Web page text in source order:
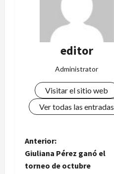
editor
Administrator
Visitar el sitio web
Ver todas las entradas
N
a
Anterior:
Giuliana Pérez ganó el
torneo de octubre